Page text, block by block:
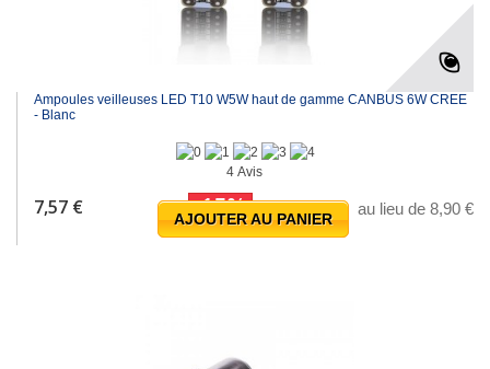
Ampoules veilleuses LED T10 W5W haut de gamme CANBUS 6W CREE
- Blanc
4 Avis
7,57 € au lieu de 8,90 €
-15%
AJOUTER AU PANIER